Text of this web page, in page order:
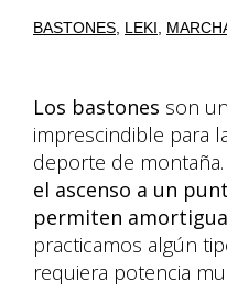
BASTONES LEKI
Los bastones son
imprescindible para
deporte de
el ascenso a un
permiten
practicamos algún
requiera potencia